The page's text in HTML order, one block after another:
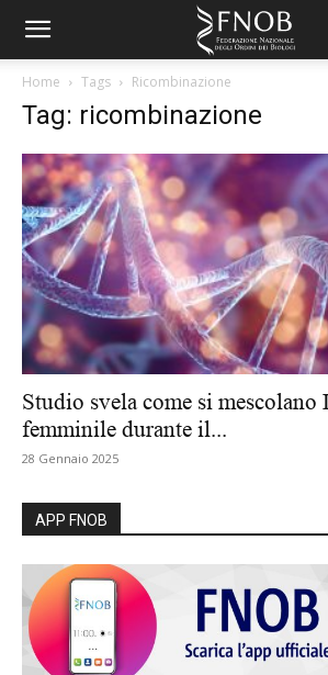
Home Tags Ricombinazione
Tag: ricombinazione
Studio svela come si mescolano
femminile durante il...
28 Gennaio 2025
APP FNOB